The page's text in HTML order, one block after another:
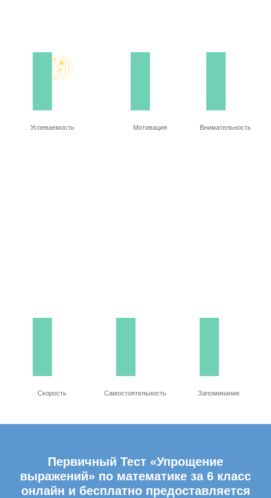
Успеваемость Мотивация Внимательность
Скорость Самостоятельность Запоминание
Первичный Тест «Упрощение
выражений» по математике за 6 класс
онлайн и бесплатно предоставляется